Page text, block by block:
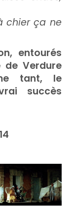
chier ça ne
entourés
Verdure
tant, le
succès